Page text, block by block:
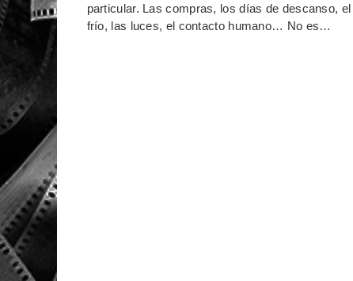
particular. Las compras, los días de descanso, el
frío, las luces, el contacto humano… No es…